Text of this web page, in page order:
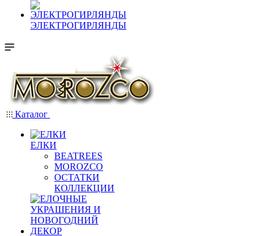
ЭЛЕКТРОГИРЛЯНДЫ
Каталог
ЕЛКИ
BEATREES
MOROZCO
ОСТАТКИ
КОЛЛЕКЦИИ